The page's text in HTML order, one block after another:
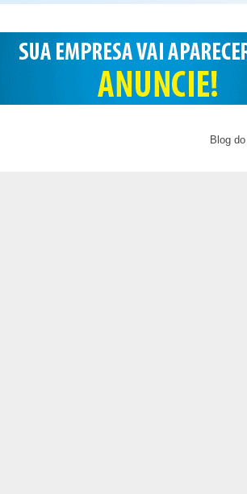
Blog